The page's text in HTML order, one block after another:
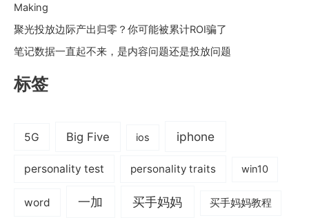
Making
聚光投放边际产出归零？你可能被累计ROI骗了
笔记数据一直起不来，是内容问题还是投放问题
标签
5G Big Five ios iphone
personality test personality traits win10
word 一加 买手妈妈 买手妈妈教程